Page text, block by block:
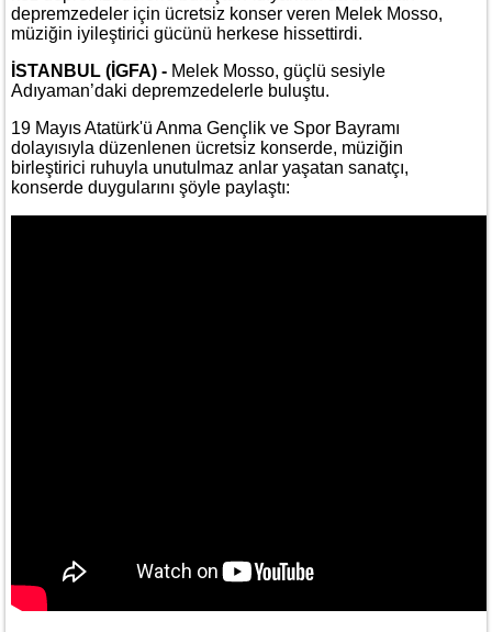
depremzedeler için ücretsiz konser veren Melek Mosso,
müziğin iyileştirici gücünü herkese hissettirdi.
İSTANBUL (İGFA) - Melek Mosso, güçlü sesiyle
Adıyaman’daki depremzedelerle buluştu.
19 Mayıs Atatürk'ü Anma Gençlik ve Spor Bayramı
dolayısıyla düzenlenen ücretsiz konserde, müziğin
birleştirici ruhuyla unutulmaz anlar yaşatan sanatçı,
konserde duygularını şöyle paylaştı: